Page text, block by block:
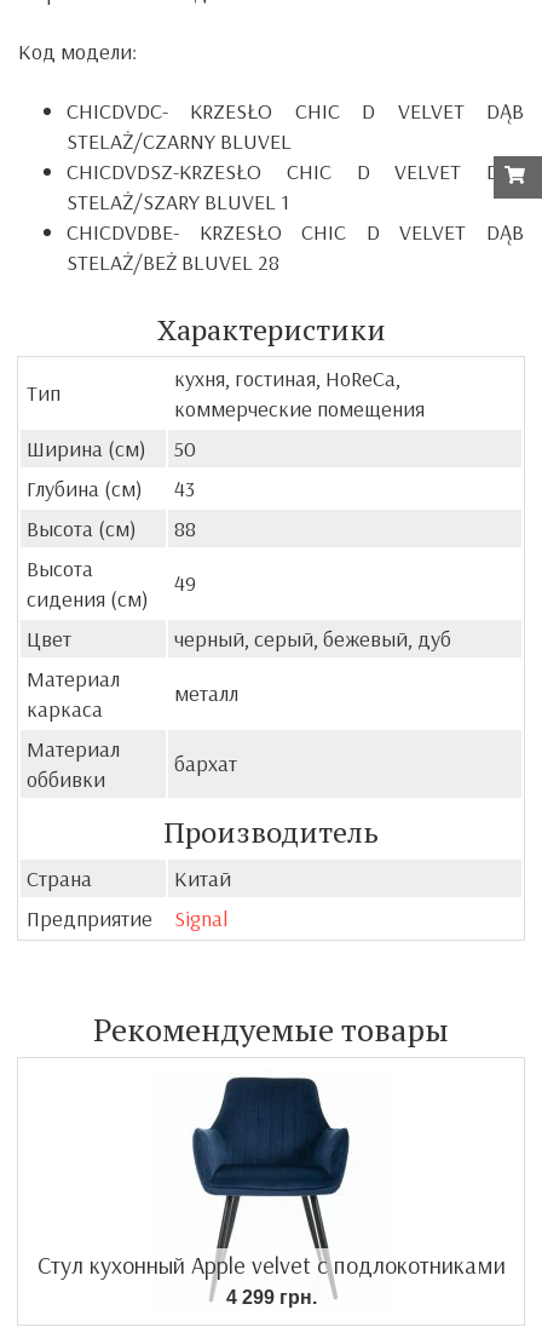
Код модели:
CHICDVDC- KRZESŁO CHIC D VELVET DĄB
STELAŻ/CZARNY BLUVEL
CHICDVDSZ-KRZESŁO CHIC D VELVET DĄB
STELAŻ/SZARY BLUVEL 1
CHICDVDBE- KRZESŁO CHIC D VELVET DĄB
STELAŻ/BEŻ BLUVEL 28
Характеристики
Тип
кухня, гостиная, HoReCa,
коммерческие помещения
Ширина (см)
50
Глубина (см)
43
Высота (см)
88
Высота
сидения (см)
49
Цвет
черный, серый, бежевый, дуб
Материал
каркаса
металл
Материал
оббивки
бархат
Производитель
Страна
Китай
Предприятие
Signal
Рекомендуемые товары
Стул кухонный Apple velvet с подлокотниками
4 299 грн.